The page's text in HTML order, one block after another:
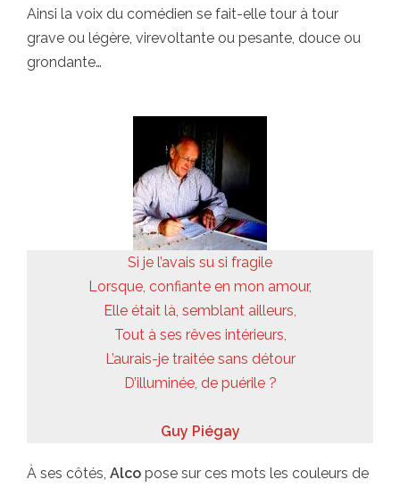
Ainsi la voix du comédien se fait-elle tour à tour
grave ou légère, virevoltante ou pesante, douce ou
grondante…
Si je l’avais su si fragile
Lorsque, confiante en mon amour,
Elle était là, semblant ailleurs,
Tout à ses rêves intérieurs,
L’aurais-je traitée sans détour
D’illuminée, de puérile ?
Guy Piégay
À ses côtés, Alco pose sur ces mots les couleurs de